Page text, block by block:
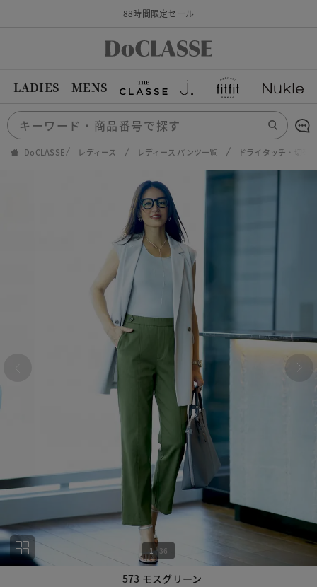
88時間限定セール
LADIES MENS
DoCLASSE レディース レディース パンツ一覧 ドライタッチ・切替
573 モスグリーン
1| 36